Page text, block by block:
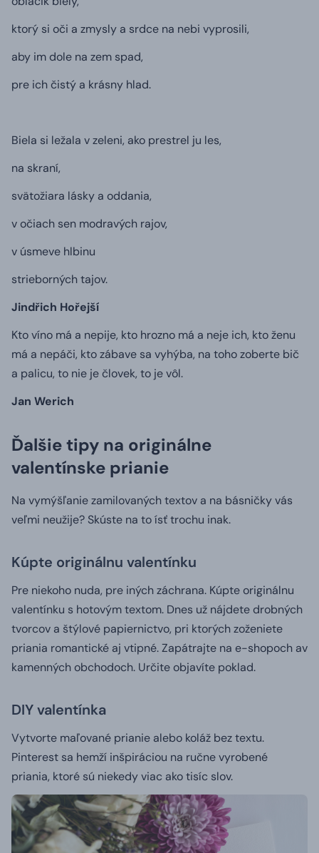
ktorý si oči a zmysly a srdce na nebi vyprosili,
aby im dole na zem spad,
pre ich čistý a krásny hlad.
Biela si ležala v zeleni, ako prestrel ju les,
na skraní,
svätožiara lásky a oddania,
v očiach sen modravých rajov,
v úsmeve hlbinu
strieborných tajov.
Jindřich Hořejší
Kto víno má a nepije, kto hrozno má a neje ich, kto ženu
má a nepáči, kto zábave sa vyhýba, na toho zoberte bič
a palicu, to nie je človek, to je vôl.
Jan Werich
Ďalšie tipy na originálne
valentínske prianie
Na vymýšľanie zamilovaných textov a na básničky vás
veľmi neužije? Skúste na to ísť trochu inak.
Kúpte originálnu valentínku
Pre niekoho nuda, pre iných záchrana. Kúpte originálnu
valentínku s hotovým textom. Dnes už nájdete drobných
tvorcov a štýlové papiernictvo, pri ktorých zoženiete
priania romantické aj vtipné.Zapátrajte na e-shopoch av
kamenných obchodoch. Určite objavíte poklad.
DIY valentínka
Vytvorte maľované prianie alebo koláž bez textu.
Pinterest sa hemží inšpiráciou na ručne vyrobené
priania, ktoré sú niekedy viac ako tisíc slov.